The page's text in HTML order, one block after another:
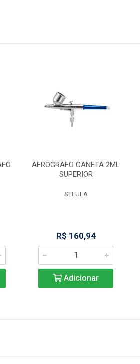
AEROGRAFO CANETA 2ML
SUPERIOR
STEULA
R$ 160,94
Adicionar